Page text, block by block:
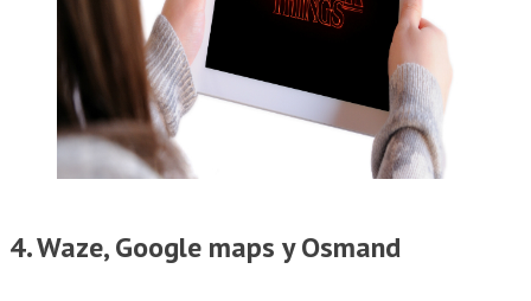
4. Waze, Google maps y Osmand